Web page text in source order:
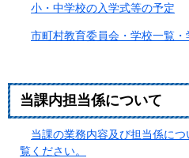
小・中学校の入学式等の予定
市町村教育委員会・学校一覧・
当課内担当係について
当課の業務内容及び担当係に
覧ください。